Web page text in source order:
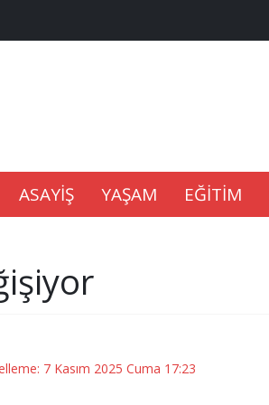
Geliyor
ASAYİŞ YAŞAM EĞİTİM
7 Kasım 2025 Cuma 17:23